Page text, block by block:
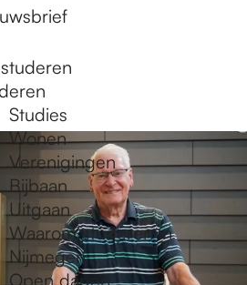
Studies
Wonen
Verenigingen
Bijbaan
Uitgaan
Waarom studeren in
Nijmegen
Open dagen